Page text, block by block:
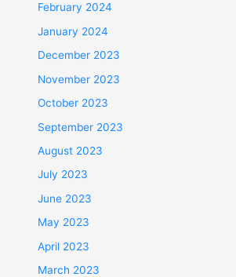
February 2024
January 2024
December 2023
November 2023
October 2023
September 2023
August 2023
July 2023
June 2023
May 2023
April 2023
March 2023